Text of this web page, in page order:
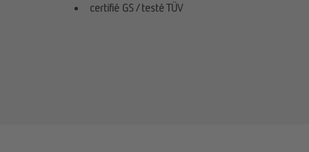
certifié GS / testé TÜV